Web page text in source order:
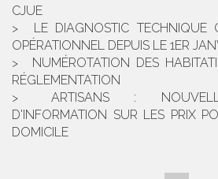
CJUE
LE DIAGNOSTIC
OPÉRATIONNEL DEPUIS LE 1ER
NUMÉROTATION DES
RÉGLEMENTATION
ARTISANS :
D'INFORMATION SUR LES PRIX
DOMICILE